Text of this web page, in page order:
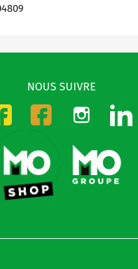
NOUS SUIVRE
Facebook-CMOFacebook-DMO
Instagram